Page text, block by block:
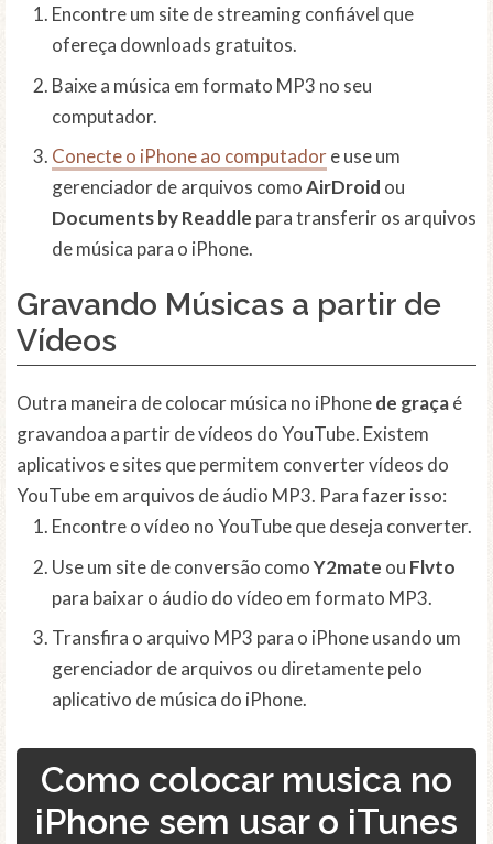
Encontre um site de streaming confiável que
ofereça downloads gratuitos.
Baixe a música em formato MP3 no seu
computador.
Conecte o iPhone ao computadore use um
gerenciador de arquivos comoAirDroid ou
Documents by Readdle para transferir os arquivos
de música para o iPhone.
Gravando Músicas a partir de
Vídeos
Outra maneira de colocar música no iPhonede graçaé
gravandoa a partir de vídeos do YouTube. Existem
aplicativos e sites que permitem converter vídeos do
YouTube em arquivos de áudio MP3. Para fazer isso:
Encontre o vídeo no YouTube que deseja converter.
Use um site de conversão comoY2mate ou Flvto
para baixar o áudio do vídeo em formato MP3.
Transfira o arquivo MP3 para o iPhone usando um
gerenciador de arquivos ou diretamente pelo
aplicativo de música do iPhone.
Como colocar musica no
iPhone sem usar o iTunes